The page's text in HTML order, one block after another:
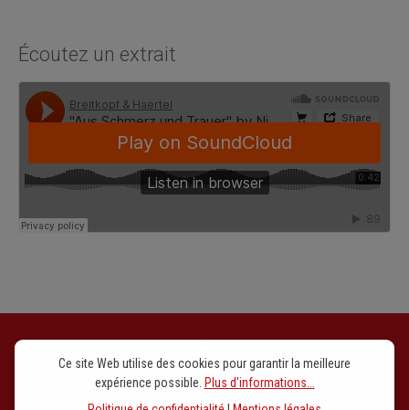
Écoutez un extrait
Newsletter signup
Ce site Web utilise des cookies pour garantir la meilleure
expérience possible. Plus d'informations...